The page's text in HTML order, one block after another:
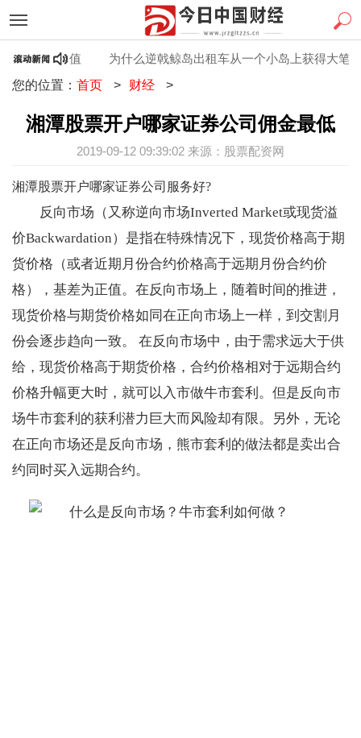
那么有价值
为什么逆戟鲸岛出租车从一个小岛上获得大笔生意
您的位置： 首页 > 财经 >
湘潭股票开户哪家证券公司佣金最低
2019-09-12 09:39:02 来源：股票配资网
湘潭股票开户哪家证券公司服务好?
反向市场（又称逆向市场Inverted Market或现货溢
价Backwardation）是指在特殊情况下，现货价格高于期
货价格（或者近期月份合约价格高于远期月份合约价
格），基差为正值。在反向市场上，随着时间的推进，
现货价格与期货价格如同在正向市场上一样，到交割月
份会逐步趋向一致。 在反向市场中，由于需求远大于供
给，现货价格高于期货价格，合约价格相对于远期合约
价格升幅更大时，就可以入市做牛市套利。但是反向市
场牛市套利的获利潜力巨大而风险却有限。另外，无论
在正向市场还是反向市场，熊市套利的做法都是卖出合
约同时买入远期合约。